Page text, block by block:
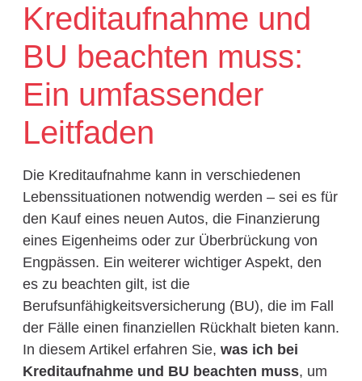
Kreditaufnahme und
BU beachten muss:
Ein umfassender
Leitfaden
Die Kreditaufnahme kann in verschiedenen
Lebenssituationen notwendig werden – sei es für
den Kauf eines neuen Autos, die Finanzierung
eines Eigenheims oder zur Überbrückung von
Engpässen. Ein weiterer wichtiger Aspekt, den
es zu beachten gilt, ist die
Berufsunfähigkeitsversicherung (BU), die im Fall
der Fälle einen finanziellen Rückhalt bieten kann.
In diesem Artikel erfahren Sie, was ich bei
Kreditaufnahme und BU beachten muss, um